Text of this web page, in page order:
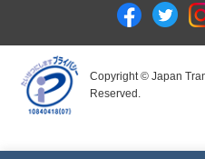
Copyright © Japan
Reserved.